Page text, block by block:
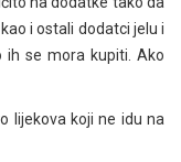
i ostali dodatci jelu i
ih se mora kupiti. Ako
lijekova koji ne idu na